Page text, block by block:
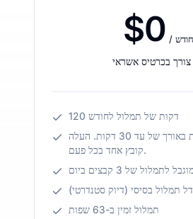
$0 / חודש
צורך בכרטיס אשראי
120 דקות של תמלול לחודש
כל קובץ יכול להיות באורך של עד 30 דקות. העלה
קובץ אחד בכל פעם.
לתמלול של 3 קבצים ביום
תמלול בסיסי (דיוק סטנדרטי)
תמלול זמין ב-63 שפות